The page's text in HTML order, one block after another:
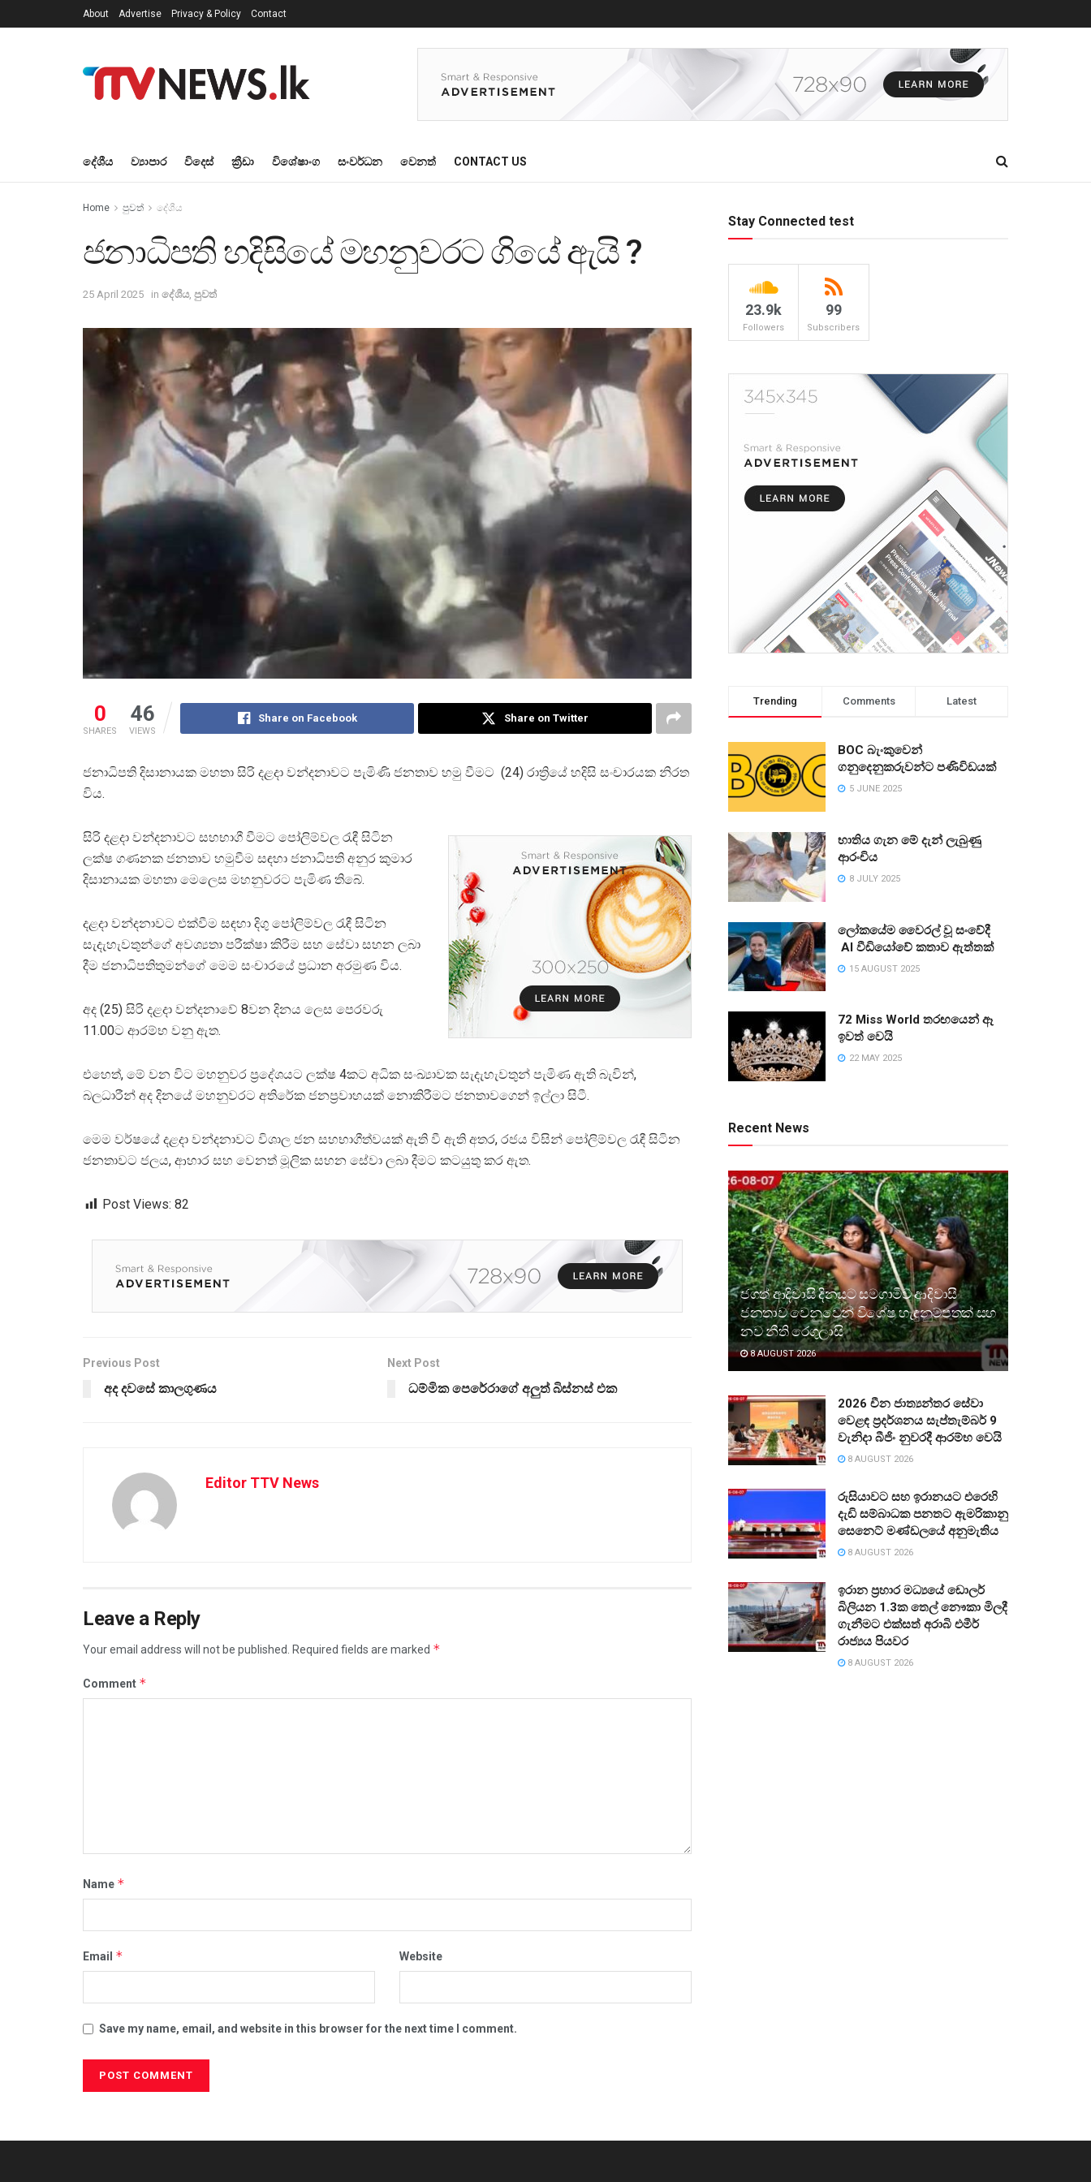
About Advertise Privacy & Policy Contact
දේශීය ව්‍යාපාර විදෙස් ක්‍රීඩා විශේෂාංග සංවර්ධන වෙනත් CONTACT US
Home පුවත් දේශීය
ජනාධිපති හදිසියේ මහනුවරට ගියේ ඇයි ?
25 April 2025 in දේශීය, පුවත්
0
SHARES
46
VIEWS
Share on Facebook Share on Twitter
ජනාධිපති දිසානායක මහතා සිරි දළදා වන්දනාවට පැමිණි ජනතාව හමු වීමට (24) රාත්‍රියේ හදිසි සංචාරයක නිරත
විය.
සිරි දළදා වන්දනාවට සහභාගී වීමට පෝලිම්වල රැඳී සිටින
ලක්ෂ ගණනක ජනතාව හමුවීම සඳහා ජනාධිපති අනුර කුමාර
දිසානායක මහතා මෙලෙස මහනුවරට පැමිණ තිබේ.
දළදා වන්දනාවට එක්වීම සඳහා දිගු පෝලිම්වල රැඳී සිටින
සැදැහැවතුන්ගේ අවශ්‍යතා පරීක්ෂා කිරීම සහ සේවා සහන ලබා
දීම ජනාධිපතිතුමන්ගේ මෙම සංචාරයේ ප්‍රධාන අරමුණ විය.
අද (25) සිරි දළදා වන්දනාවේ 8වන දිනය ලෙස පෙරවරු
11.00ට ආරම්භ වනු ඇත.
එහෙත්, මේ වන විට මහනුවර ප්‍රදේශයට ලක්ෂ 4කට අධික සංඛ්‍යාවක සැදැහැවතුන් පැමිණ ඇති බැවින්,
බලධාරීන් අද දිනයේ මහනුවරට අතිරේක ජනප්‍රවාහයක් නොකිරීමට ජනතාවගෙන් ඉල්ලා සිටී.
මෙම වර්ෂයේ දළදා වන්දනාවට විශාල ජන සහභාගීත්වයක් ඇති වී ඇති අතර, රජය විසින් පෝලිම්වල රැඳී සිටින
ජනතාවට ජලය, ආහාර සහ වෙනත් මූලික සහන සේවා ලබා දීමට කටයුතු කර ඇත.
Post Views: 82
Previous Post
අද දවසේ කාලගුණය
Next Post
ධම්මික පෙරේරාගේ අලුත් බිස්නස් එක
Editor TTV News
Leave a Reply
Your email address will not be published. Required fields are marked *
Comment *
Name *
Email * Website
Save my name, email, and website in this browser for the next time I comment.
Stay Connected test
23.9k
Followers
99
Subscribers
Trending Comments Latest
BOC බැංකුවෙන්
ගනුදෙනුකරුවන්ට පණිවිඩයක්
5 JUNE 2025
භාතිය ගැන මේ දැන් ලැබුණු
ආරංචිය
8 JULY 2025
ලෝකයේම වෛරල් වූ සංවේදී
AI වීඩියෝවේ කතාව ඇත්තක්
15 AUGUST 2025
72 Miss World තරඟයෙන් ඈ
ඉවත් වෙයි
22 MAY 2025
Recent News
ජගත් ආදිවාසි දිනයට සමගාමීව ආදිවාසී
ජනතාව වෙනුවෙන් විශේෂ හැඳුනුම්පතක් සහ
නව නීති රෙගුලාසි
8 AUGUST 2026
2026 චීන ජාත්‍යන්තර සේවා
වෙළඳ ප්‍රදර්ශනය සැප්තැම්බර් 9
වැනිදා බීජිං නුවරදී ආරම්භ වෙයි
8 AUGUST 2026
රුසියාවට සහ ඉරානයට එරෙහි
දැඩි සම්බාධක පනතට ඇමරිකානු
සෙනෙට් මණ්ඩලයේ අනුමැතිය
8 AUGUST 2026
ඉරාන ප්‍රහාර මධ්‍යයේ ඩොලර්
බිලියන 1.3ක තෙල් නෞකා මිලදී
ගැනීමට එක්සත් අරාබි එමීර්
රාජ්‍යය පියවර
8 AUGUST 2026